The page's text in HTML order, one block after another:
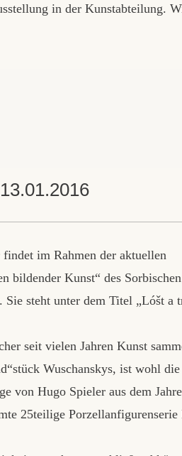
in der Kunstabteilung.
im Rahmen der aktuellen
bildender Kunst“ des
Sie steht unter dem Titel „Lóšt a
seit vielen Jahren Kunst
Wuschanskys, ist wohl
von Hugo Spieler aus dem
25teilige Porzellanfigurenserie